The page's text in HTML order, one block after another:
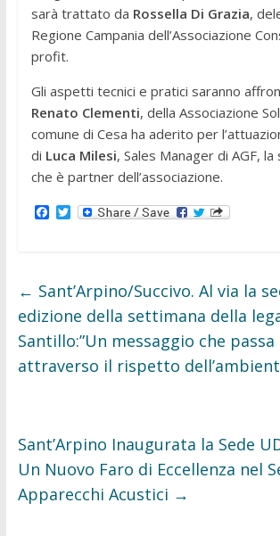
sarà trattato da Rossella Di Grazia,
Regione Campania dell’Associazione
profit.
Gli aspetti tecnici e pratici saranno
Renato Clementi, della Associazione
comune di Cesa ha aderito per
di Luca Milesi, Sales Manager di AGF,
che è partner dell’associazione.
F
o
o
k
T
e
r
← Sant’Arpino/Succivo. Al via la
edizione della settimana della
Santillo:”Un messaggio che passa
attraverso il rispetto
Sant’Arpino Inaugurata la Sede
Un Nuovo Faro di Eccellenza nel
Apparecchi Acustici →